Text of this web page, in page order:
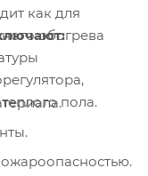
как для
обогрева
пола.